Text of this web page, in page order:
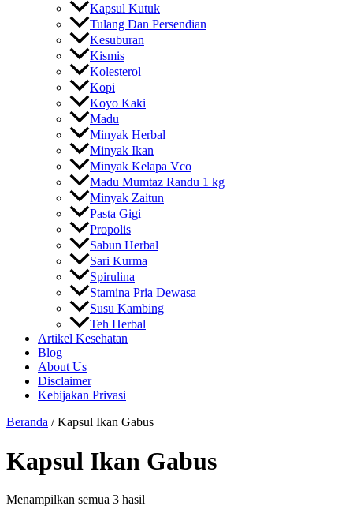
Kapsul Kutuk
Tulang Dan Persendian
Kesuburan
Kismis
Kolesterol
Kopi
Koyo Kaki
Madu
Minyak Herbal
Minyak Ikan
Minyak Kelapa Vco
Madu Mumtaz Randu 1 kg
Minyak Zaitun
Pasta Gigi
Propolis
Sabun Herbal
Sari Kurma
Spirulina
Stamina Pria Dewasa
Susu Kambing
Teh Herbal
Artikel Kesehatan
Blog
About Us
Disclaimer
Kebijakan Privasi
Beranda / Kapsul Ikan Gabus
Kapsul Ikan Gabus
Menampilkan semua 3 hasil